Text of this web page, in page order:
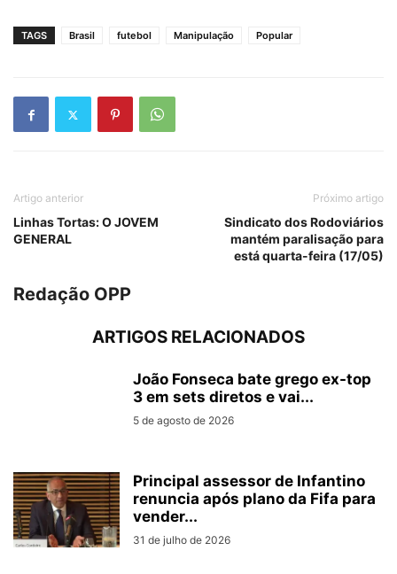
TAGS Brasil futebol Manipulação Popular
Artigo anterior
Linhas Tortas: O JOVEM
GENERAL
Próximo artigo
Sindicato dos Rodoviários
mantém paralisação para
está quarta-feira (17/05)
Redação OPP
ARTIGOS RELACIONADOS
João Fonseca bate grego ex-top
3 em sets diretos e vai...
5 de agosto de 2026
Principal assessor de Infantino
renuncia após plano da Fifa para
vender...
31 de julho de 2026